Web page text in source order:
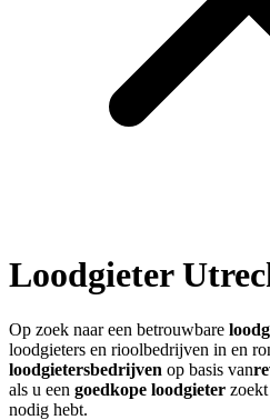
Loodgieter
Op zoek naar een betrouwbare
loodgieters en rioolbedrijven in en
loodgietersbedrijven op basis van
als u een goedkope loodgieter
nodig hebt.